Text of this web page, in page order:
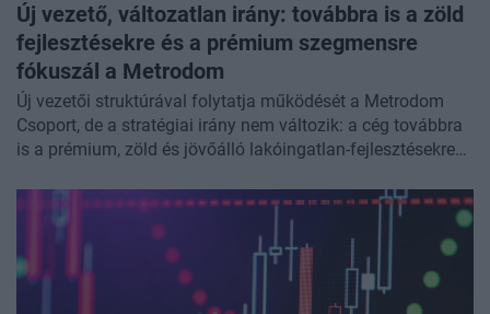
Új vezető, változatlan irány: továbbra is a zöld
fejlesztésekre és a prémium szegmensre
fókuszál a Metrodom
Új vezetői struktúrával folytatja működését a Metrodom
Csoport, de a stratégiai irány nem változik: a cég továbbra
is a prémium, zöld és jövőálló lakóingatlan-fejlesztésekre
igazgatója a Portfolio-nak adott interjúban többek között
arról beszélt, hogyan alakítja át az Otthon Start a budapesti
lakáspiacot, milyen akadályok fékezik a bérlakás-
fejlesztéseket, és miért lenne sürgős az 5 százalékos
lakásáfa hosszú távú rendezése. Kitértünk arra is, milyen